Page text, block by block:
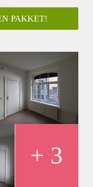
een wasmachine die,
wordt met drie
er zijn momenteel 3
PAKKET!
+ 3